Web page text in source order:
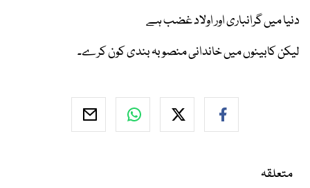
دنیا میں گرانباری اور اولاد غضب ہے
لیکن کابینوں میں خاندانی منصوبہ بندی کون کرے۔
متعلقہ